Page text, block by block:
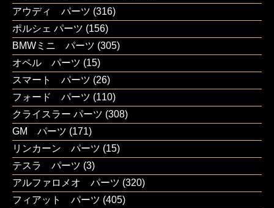
アウディ パーツ (316)
ポルシェ パーツ (156)
BMWミニ パーツ (305)
オペル パーツ (15)
スマート パーツ (26)
フォード パーツ (110)
クライスラー パーツ (308)
GM パーツ (171)
リンカーン パーツ (15)
テスラ パーツ (3)
アルファロメオ パーツ (320)
フィアット パーツ (405)